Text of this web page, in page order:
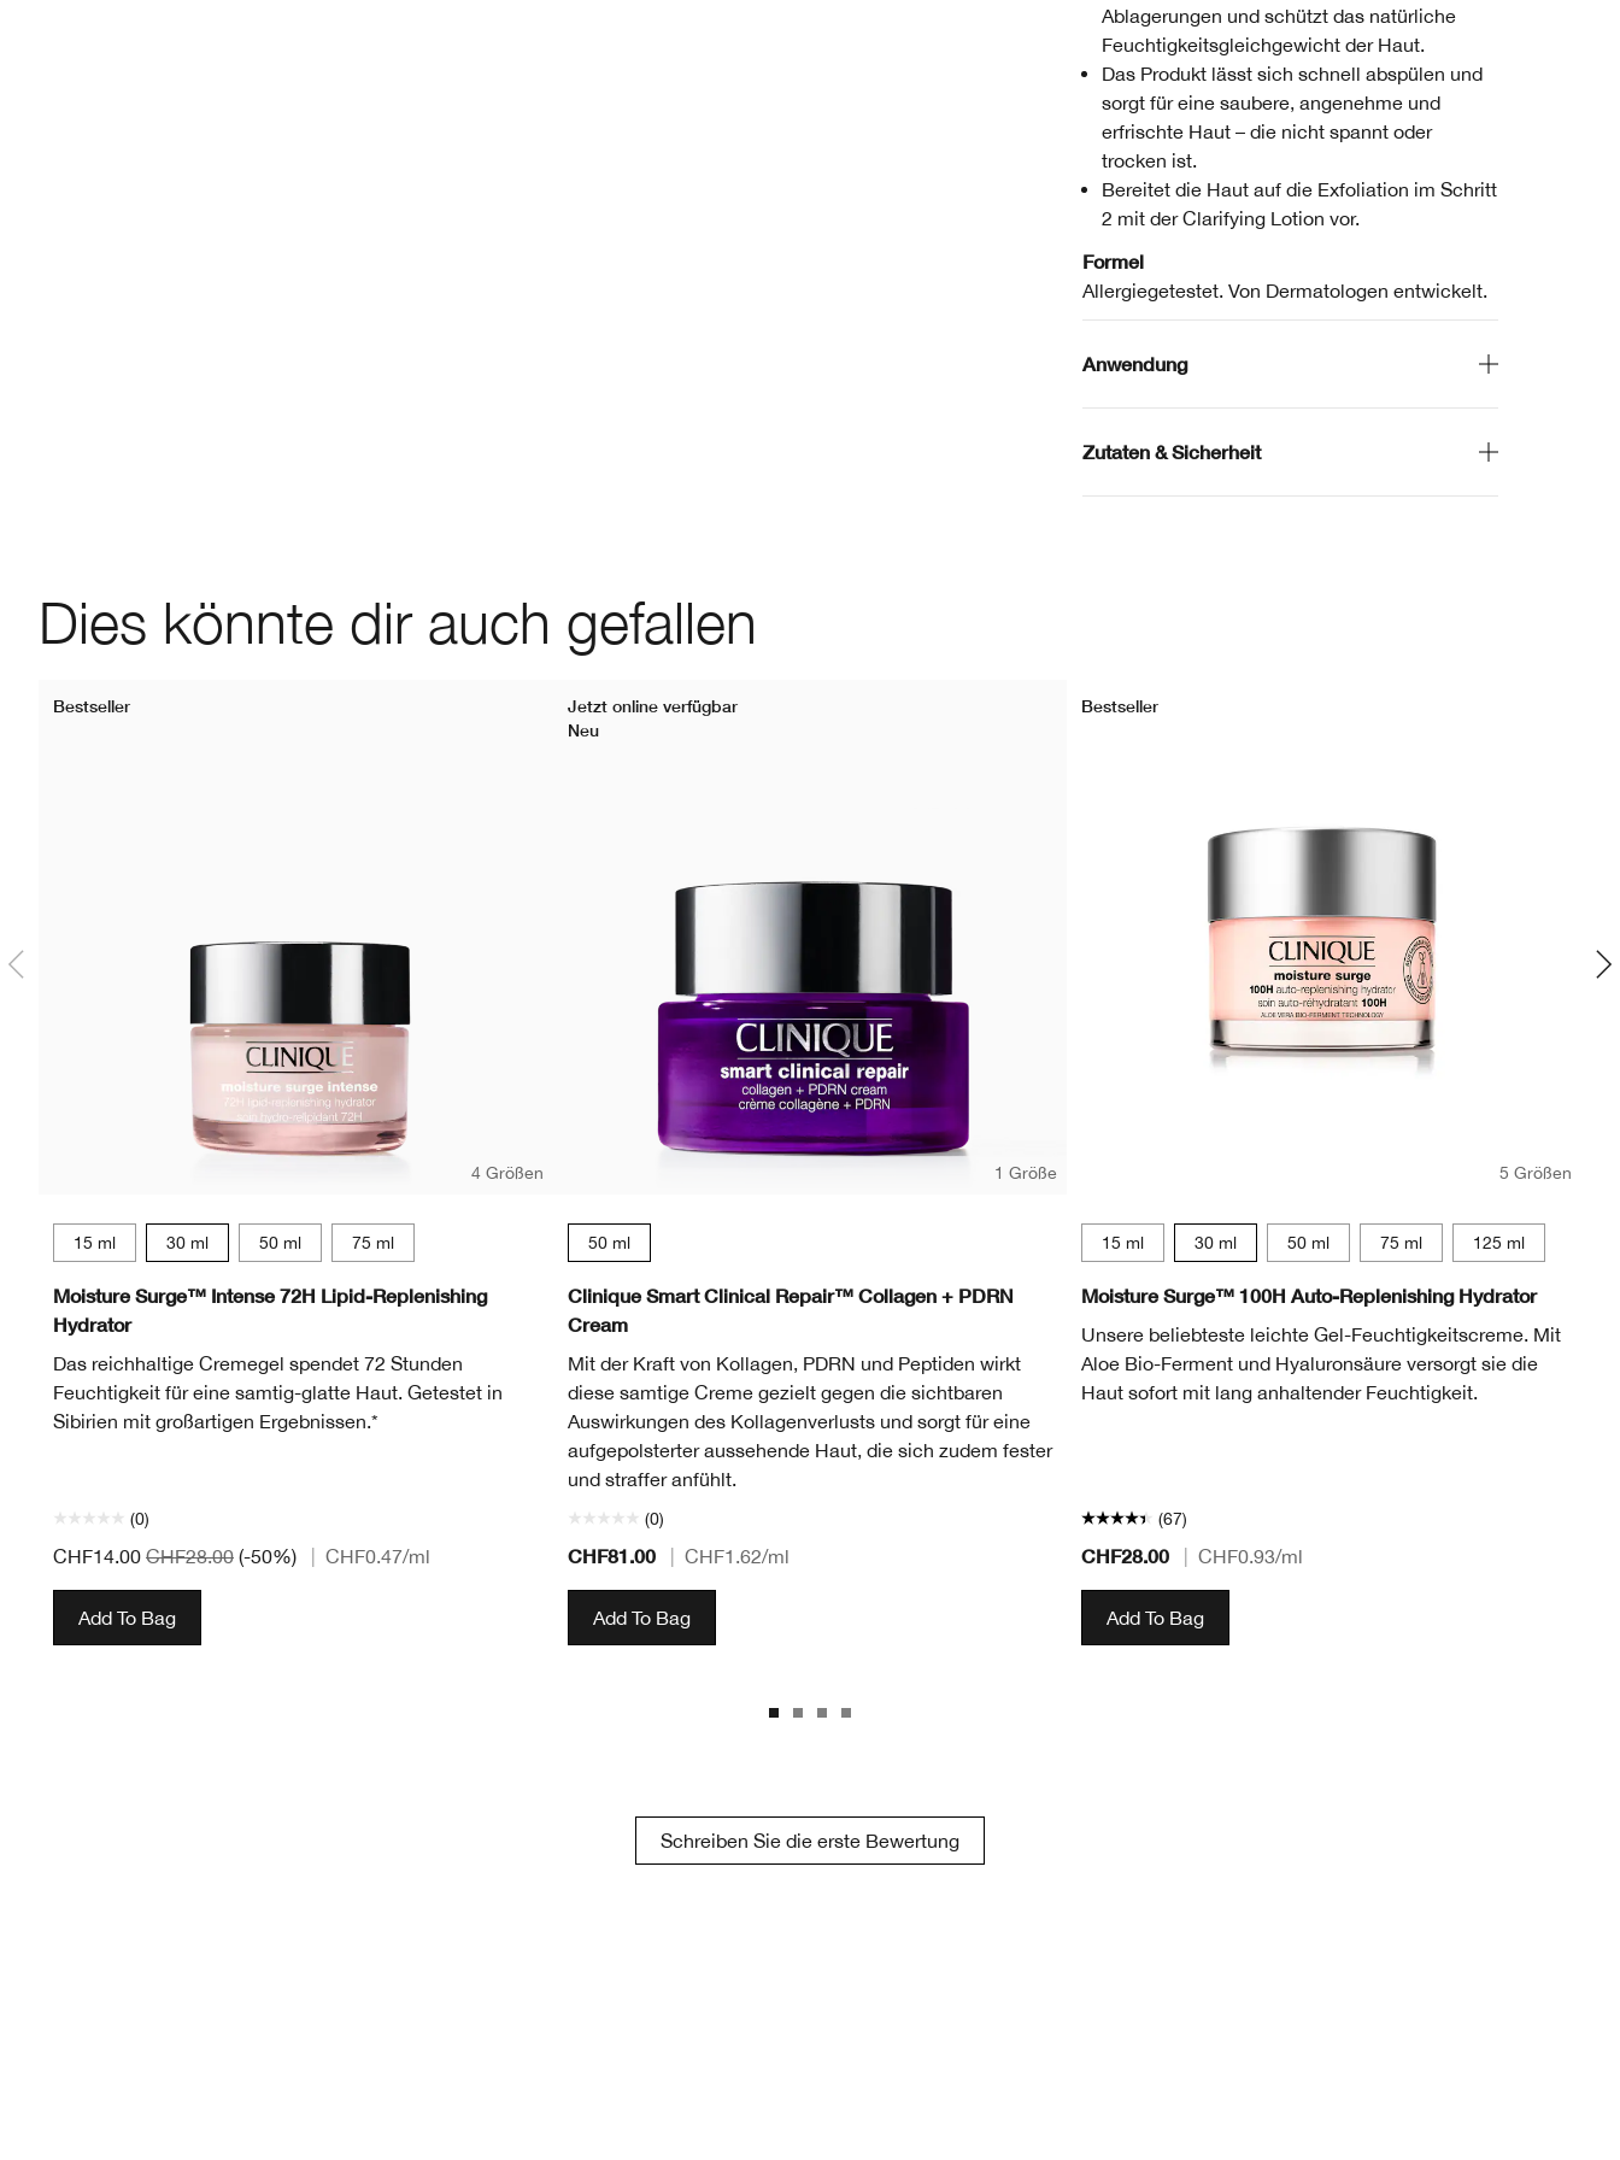
Ablagerungen und schützt das natürliche
Feuchtigkeitsgleichgewicht der Haut.
Das Produkt lässt sich schnell abspülen und
sorgt für eine saubere, angenehme und
erfrischte Haut – die nicht spannt oder
trocken ist.
Bereitet die Haut auf die Exfoliation im Schritt
2 mit der Clarifying Lotion vor.
Formel
Allergiegetestet. Von Dermatologen entwickelt.
Anwendung
Zutaten & Sicherheit
Dies könnte dir auch gefallen
Bestseller
4 Größen
15 ml 30 ml 50 ml 75 ml
Moisture Surge™ Intense 72H Lipid-Replenishing
Hydrator
Das reichhaltige Cremegel spendet 72 Stunden
Feuchtigkeit für eine samtig-glatte Haut. Getestet in
Sibirien mit großartigen Ergebnissen.*
(0)
CHF14.00 CHF28.00 (-50%) CHF0.47/ml
Add To Bag
Jetzt online verfügbar
Neu
1 Größe
50 ml
Clinique Smart Clinical Repair™ Collagen + PDRN
Cream
Mit der Kraft von Kollagen, PDRN und Peptiden wirkt
diese samtige Creme gezielt gegen die sichtbaren
Auswirkungen des Kollagenverlusts und sorgt für eine
aufgepolsterter aussehende Haut, die sich zudem fester
und straffer anfühlt.
(0)
CHF81.00 CHF1.62/ml
Add To Bag
Bestseller
5 Größen
15 ml 30 ml 50 ml 75 ml 125 ml
Moisture Surge™ 100H Auto-Replenishing Hydrator
Unsere beliebteste leichte Gel-Feuchtigkeitscreme. Mit
Aloe Bio-Ferment und Hyaluronsäure versorgt sie die
Haut sofort mit lang anhaltender Feuchtigkeit.
(67)
CHF28.00 CHF0.93/ml
Add To Bag
Schreiben Sie die erste Bewertung